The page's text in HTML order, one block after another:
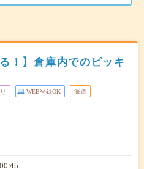
！】倉庫内でのピッキ
WEB登録OK 派遣